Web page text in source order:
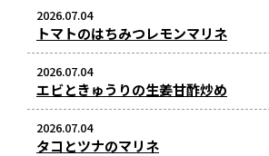
2026.07.04
トマトのはちみつレモンマリネ
2026.07.04
エビときゅうりの生姜甘酢炒め
2026.07.04
タコとツナのマリネ